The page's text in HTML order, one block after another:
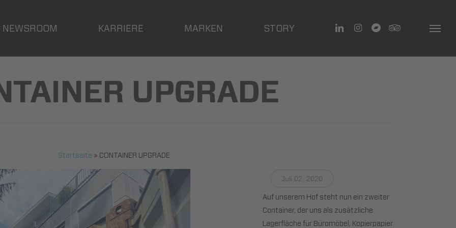
NEWSROOM KARRIERE MARKEN STORY linkedininstagram
bandcamptripadvisor
Menu
UPGRADE
Startseite » CONTAINER UPGRADE
Juli 02, 2020
Auf unserem Hof steht nun ein zweiter
Container, der uns als zusätzliche
Lagerfläche für Büromöbel, Kopierpapier